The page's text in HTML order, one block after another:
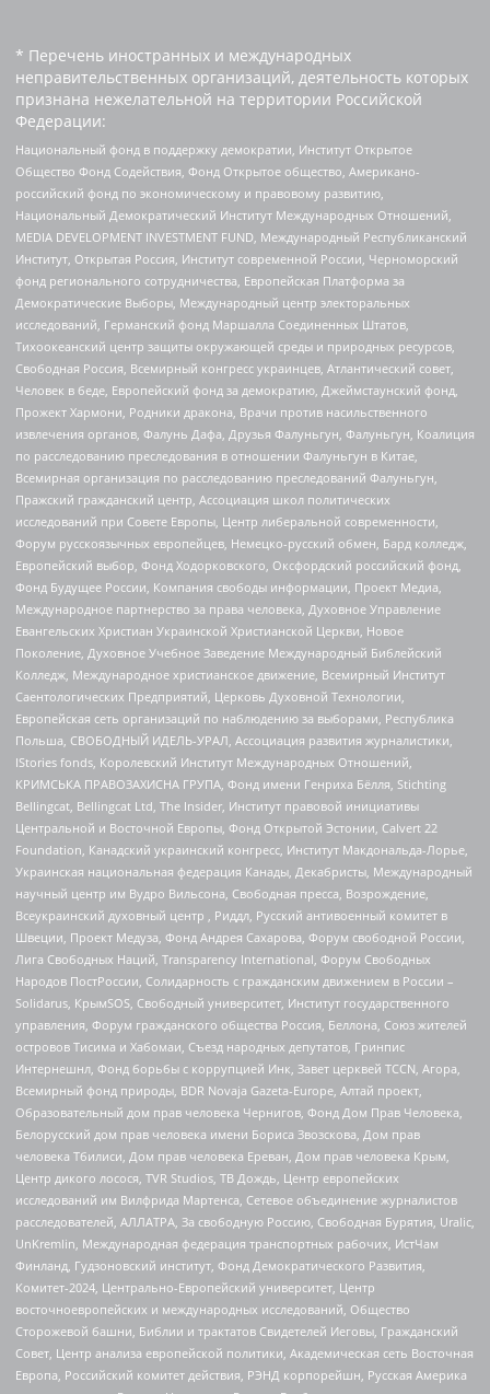
* Перечень иностранных и международных
неправительственных организаций, деятельность которых
признана нежелательной на территории Российской
Федерации:
Национальный фонд в поддержку демократии, Институт Открытое
Общество Фонд Содействия, Фонд Открытое общество, Американо-
российский фонд по экономическому и правовому развитию,
Национальный Демократический Институт Международных Отношений,
MEDIA DEVELOPMENT INVESTMENT FUND, Международный Республиканский
Институт, Открытая Россия, Институт современной России, Черноморский
фонд регионального сотрудничества, Европейская Платформа за
Демократические Выборы, Международный центр электоральных
исследований, Германский фонд Маршалла Соединенных Штатов,
Тихоокеанский центр защиты окружающей среды и природных ресурсов,
Свободная Россия, Всемирный конгресс украинцев, Атлантический совет,
Человек в беде, Европейский фонд за демократию, Джеймстаунский фонд,
Прожект Хармони, Родники дракона, Врачи против насильственного
извлечения органов, Фалунь Дафа, Друзья Фалуньгун, Фалуньгун, Коалиция
по расследованию преследования в отношении Фалуньгун в Китае,
Всемирная организация по расследованию преследований Фалуньгун,
Пражский гражданский центр, Ассоциация школ политических
исследований при Совете Европы, Центр либеральной современности,
Форум русскоязычных европейцев, Немецко-русский обмен, Бард колледж,
Европейский выбор, Фонд Ходорковского, Оксфордский российский фонд,
Фонд Будущее России, Компания свободы информации, Проект Медиа,
Международное партнерство за права человека, Духовное Управление
Евангельских Христиан Украинской Христианской Церкви, Новое
Поколение, Духовное Учебное Заведение Международный Библейский
Колледж, Международное христианское движение, Всемирный Институт
Саентологических Предприятий, Церковь Духовной Технологии,
Европейская сеть организаций по наблюдению за выборами, Республика
Польша, СВОБОДНЫЙ ИДЕЛЬ-УРАЛ, Ассоциация развития журналистики,
IStories fonds, Королевский Институт Международных Отношений,
КРИМСЬКА ПРАВОЗАХИСНА ГРУПА, Фонд имени Генриха Бёлля, Stichting
Bellingcat, Bellingcat Ltd, The Insider, Институт правовой инициативы
Центральной и Восточной Европы, Фонд Открытой Эстонии, Calvert 22
Foundation, Канадский украинский конгресс, Институт Макдональда-Лорье,
Украинская национальная федерация Канады, Декабристы, Международный
научный центр им Вудро Вильсона, Свободная пресса, Возрождение,
Всеукраинский духовный центр , Риддл, Русский антивоенный комитет в
Швеции, Проект Медуза, Фонд Андрея Сахарова, Форум свободной России,
Лига Свободных Наций, Transparеncy International, Форум Свободных
Народов ПостРоссии, Солидарность с гражданским движением в России –
Solidarus, КрымSOS, Свободный университет, Институт государственного
управления, Форум гражданского общества Россия, Беллона, Союз жителей
островов Тисима и Хабомаи, Съезд народных депутатов, Гринпис
Интернешнл, Фонд борьбы с коррупцией Инк, Завет церквей TCCN, Агора,
Всемирный фонд природы, BDR Novaja Gazeta-Europe, Алтай проект,
Образовательный дом прав человека Чернигов, Фонд Дом Прав Человека,
Белорусский дом прав человека имени Бориса Звозскова, Дом прав
человека Тбилиси, Дом прав человека Ереван, Дом прав человека Крым,
Центр дикого лосося, TVR Studios, ТВ Дождь, Центр европейских
исследований им Вилфрида Мартенса, Сетевое объединение журналистов
расследователей, АЛЛАТРА, За свободную Россию, Свободная Бурятия, Uralic,
UnKremlin, Международная федерация транспортных рабочих, ИстЧам
Финланд, Гудзоновский институт, Фонд Демократического Развития,
Комитет-2024, Центрально-Европейский университет, Центр
восточноевропейских и международных исследований, Общество
Сторожевой башни, Библии и трактатов Свидетелей Иеговы, Гражданский
Совет, Центр анализа европейской политики, Академическая сеть Восточная
Европа, Российский комитет действия, РЭНД корпорейшн, Русская Америка